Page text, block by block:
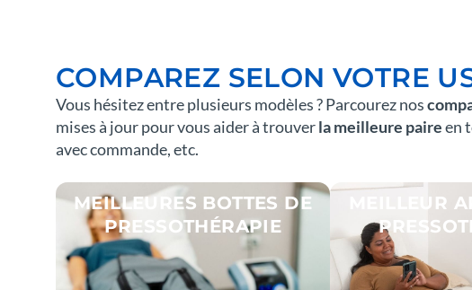
COMPAREZ SELON VOTRE
Vous hésitez entre plusieurs modèles ? Parcourez nos
mises à jour pour vous aider à trouverla meilleure paireen
avec commande, etc.
MEILLEURES BOTTES DE
PRESSOTHÉRAPIE
MEILLEUR